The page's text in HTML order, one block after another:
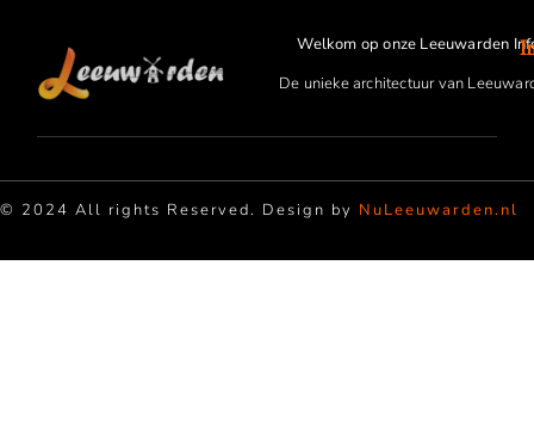
Welkom op onze Leeuwarden
De unieke architectuur van
© 2024 All rights Reserved. Design by NuLeeuwarden.nl